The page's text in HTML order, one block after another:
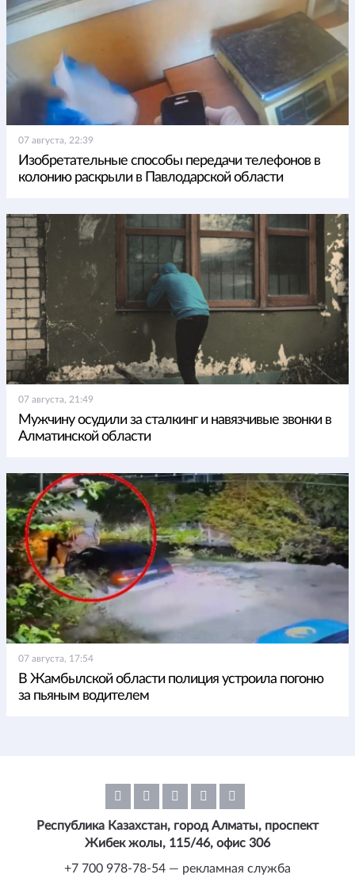
07 августа, 22:39
Изобретательные способы передачи телефонов в
колонию раскрыли в Павлодарской области
07 августа, 21:49
Мужчину осудили за сталкинг и навязчивые звонки в
Алматинской области
07 августа, 17:54
В Жамбылской области полиция устроила погоню
за пьяным водителем
Республика Казахстан, город Алматы, проспект
Жибек жолы, 115/46, офис 306
+7 700 978-78-54 — рекламная служба